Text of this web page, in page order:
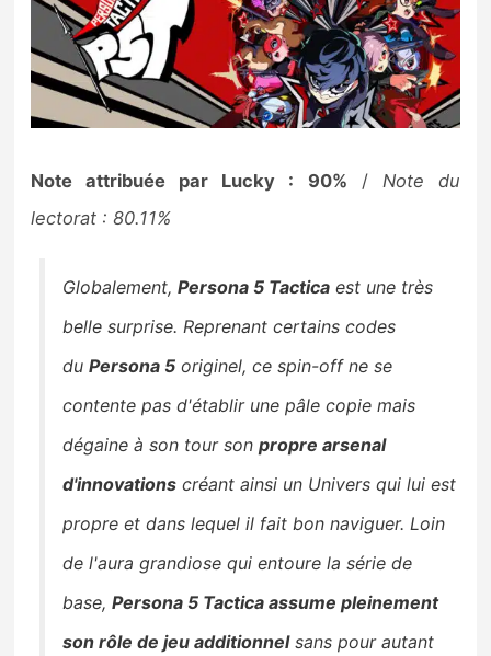
Note attribuée par Lucky : 90% / Note du
lectorat : 80.11%
Globalement,Persona 5 Tactica est une très
belle surprise. Reprenant certains codes
duPersona 5 originel, ce spin-off ne se
contente pas d'établir une pâle copie mais
dégaine à son tour sonpropre arsenal
d'innovations créant ainsi un Univers qui lui est
propre et dans lequel il fait bon naviguer. Loin
de l'aura grandiose qui entoure la série de
base,Persona 5 Tactica assume pleinement
son rôle de jeu additionnelsans pour autant